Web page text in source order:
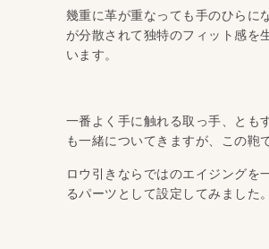
幾重に革が重なっても手のひらに
が分散されて独特のフィット感を
います。
一番よく手に触れる取っ手、とも
も一緒についてきますが、この鞄
ロウ引きならではのエイジングを
るパーツとして設定してみました。